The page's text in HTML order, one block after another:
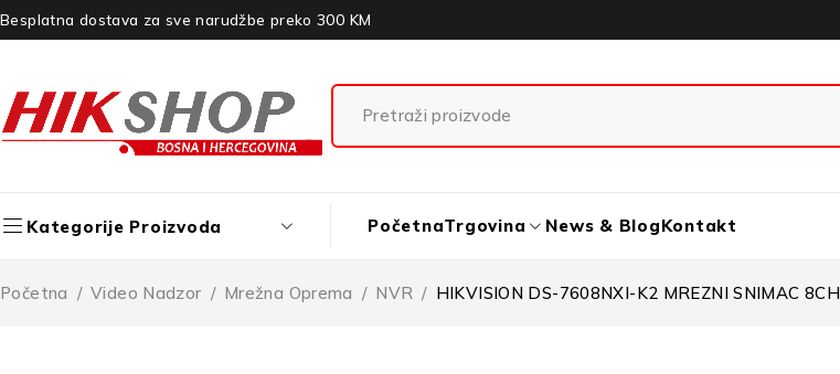
Besplatna dostava za sve narudžbe preko 300 KM
Kategorije Proizvoda PočetnaTrgovina News & BlogKontakt
Početna / Video Nadzor / Mrežna Oprema / NVR / HIKVISION DS-7608NXI-K2 MREZNI SNIMAC 8CH